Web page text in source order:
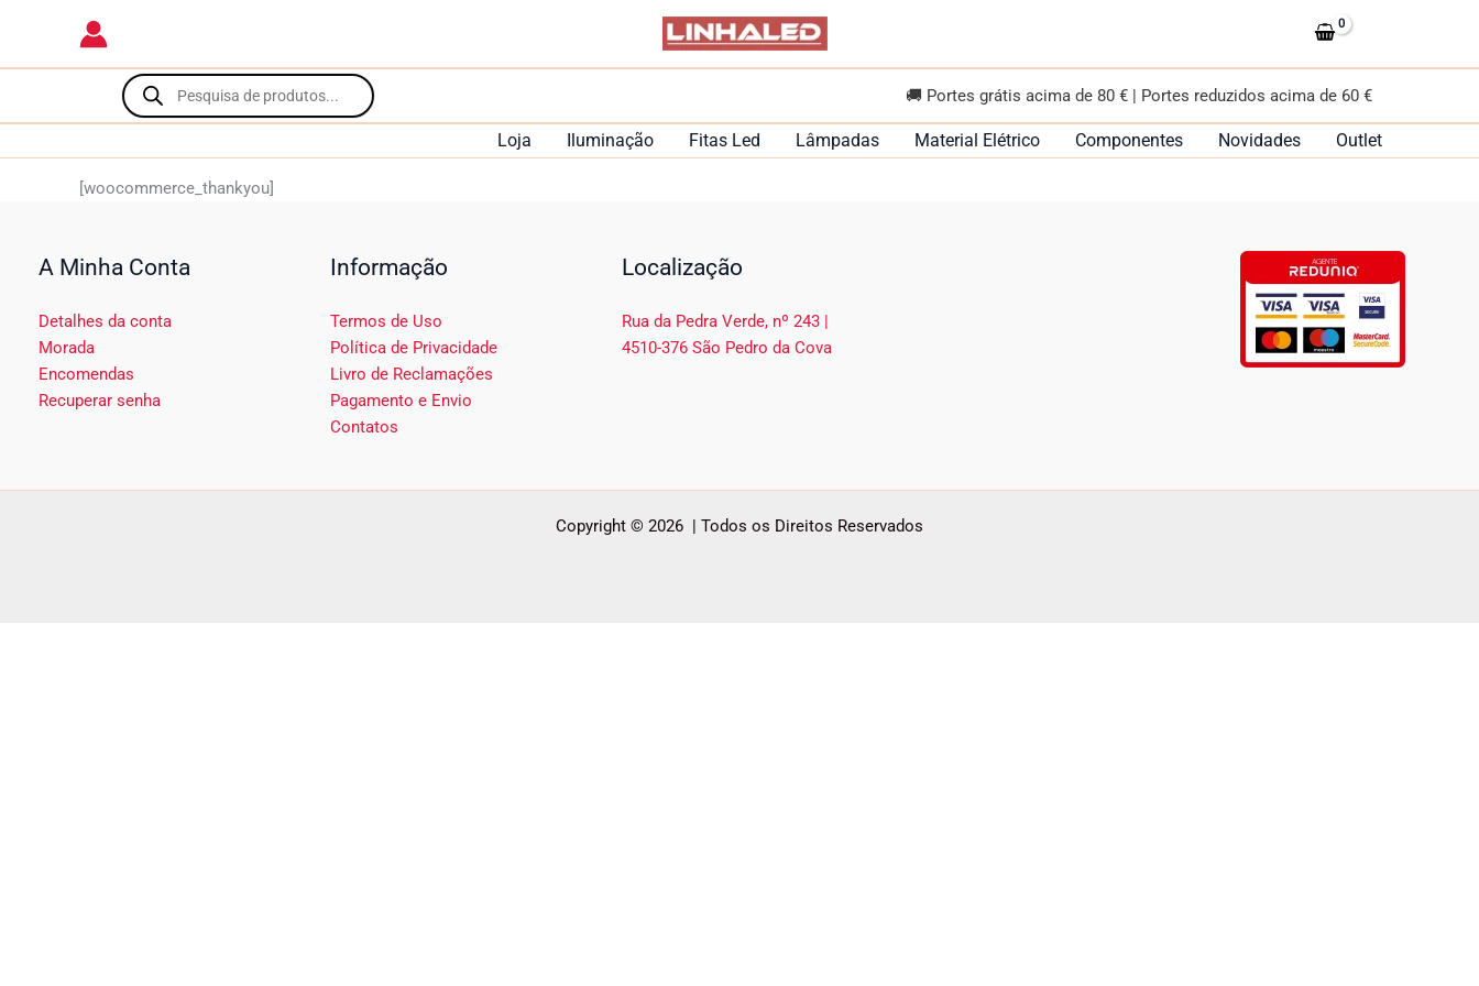
content
Products
search
🚚 Portes grátis acima de 80 € | Portes reduzidos acima de 60 €
Loja Iluminação Fitas Led Lâmpadas Material Elétrico Componentes Novidades Outlet
[woocommerce_thankyou]
A Minha Conta
Detalhes da conta
Morada
Encomendas
Recuperar senha
Informação
Termos de Uso
Política de Privacidade
Livro de Reclamações
Pagamento e Envio
Contatos
Localização
Rua da Pedra Verde, nº 243 |
4510-376 São Pedro da Cova
Copyright © 2026 | Todos os Direitos Reservados